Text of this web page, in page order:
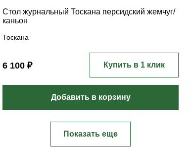
Стол журнальный Тоскана персидский жемчуг/
каньон
Тоскана
6 100 ₽ Купить в 1 клик
Добавить в корзину
Показать еще